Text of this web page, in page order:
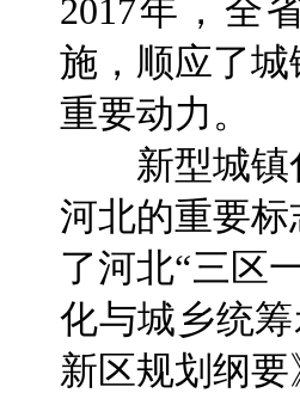
2017年，全
施，顺应了
重要动力。
新型城镇化
河北的重要
了河北“三区
化与城乡统
新区规划纲